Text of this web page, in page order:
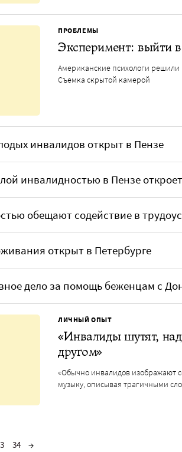
ПРОБЛЕМЫ
Эксперимент: выйти
Американские психологи решили
Съемка скрытой камерой
инвалидов открыт в Пензе
инвалидностью в Пензе
обещают содействие в
открыт в Петербурге
дело за помощь беженцам с
ЛИЧНЫЙ ОПЫТ
«Инвалиды шутят,
другом»
«Обычно инвалидов изображают
музыку, описывая трагичными
34 →